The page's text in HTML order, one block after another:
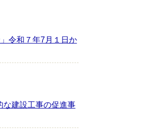
令和７年7月１日か
な建設工事の促進事